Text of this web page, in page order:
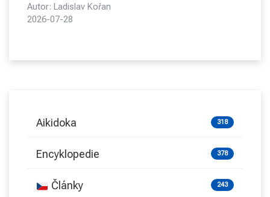
Autor: Ladislav Kořan
2026-07-28
Aikidoka 318
Encyklopedie 378
Články 243